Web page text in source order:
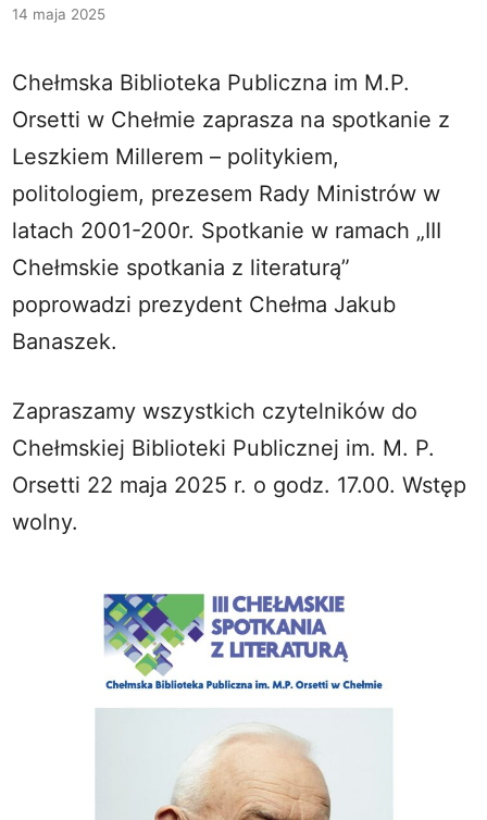
i14 maja 2025
Chełmska Biblioteka Publiczna im M.P.
Orsetti w Chełmie zaprasza na spotkanie z
Leszkiem Millerem – politykiem,
politologiem, prezesem Rady Ministrów w
latach 2001-200r. Spotkanie w ramach „III
Chełmskie spotkania z literaturą”
poprowadzi prezydent Chełma Jakub
Banaszek.
Zapraszamy wszystkich czytelników do
Chełmskiej Biblioteki Publicznej im. M. P.
Orsetti 22 maja 2025 r. o godz. 17.00. Wstęp
wolny.